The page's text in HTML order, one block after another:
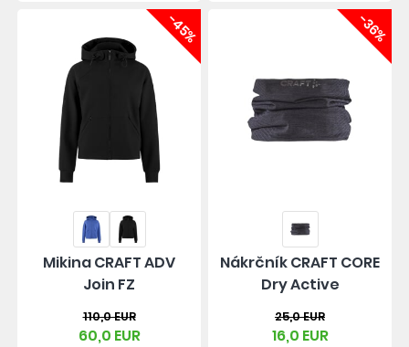
-45%
Mikina CRAFT ADV
Join FZ
110,0 EUR
60,0 EUR
-36%
Nákrčník CRAFT CORE
Dry Active
25,0 EUR
16,0 EUR